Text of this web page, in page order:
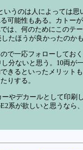
いうのは人によっては
可能性もある。カト
は、何のためにこのテ
たほうが良かったのか
で一応フォローしてお
し分ないと思う。10両が
きるといったメリット
りする。
やデカールとして印
系が欲しいと思うな